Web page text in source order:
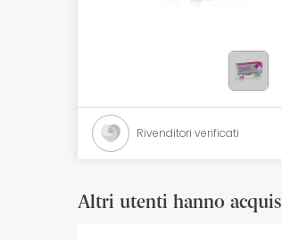
I più venduti
Health points
Rivenditori verificati
Altri utenti hanno